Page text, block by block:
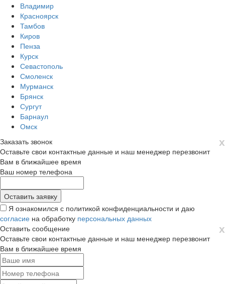
Владимир
Красноярск
Тамбов
Киров
Пенза
Курск
Севастополь
Смоленск
Мурманск
Брянск
Сургут
Барнаул
Омск
х
Заказать звонок
Оставьте свои контактные данные и наш менеджер перезвонит
Вам в ближайшее время
Ваш номер телефона
Я ознакомился с политикой конфиденциальности и даю
согласие на обработку персональных данных
х
Оставить сообщение
Оставьте свои контактные данные и наш менеджер перезвонит
Вам в ближайшее время